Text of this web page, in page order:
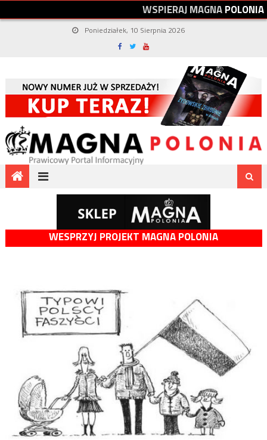
WSPIERAJMAGNAPOLONIA
Poniedziałek, 10 Sierpnia 2026
WESPRZYJ PROJEKT MAGNA POLONIA